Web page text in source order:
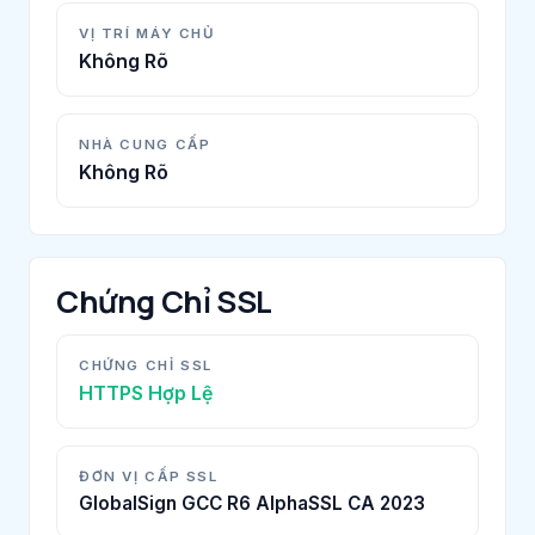
VỊ TRÍ MÁY CHỦ
Không Rõ
NHÀ CUNG CẤP
Không Rõ
Chứng Chỉ SSL
CHỨNG CHỈ SSL
HTTPS Hợp Lệ
ĐƠN VỊ CẤP SSL
GlobalSign GCC R6 AlphaSSL CA 2023